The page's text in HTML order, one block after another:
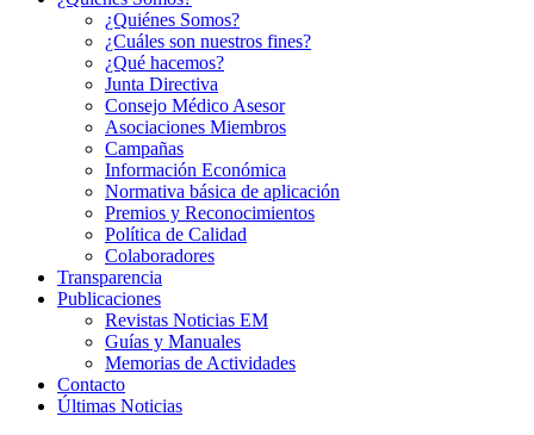
¿Quiénes Somos?
¿Cuáles son nuestros fines?
¿Qué hacemos?
Junta Directiva
Consejo Médico Asesor
Asociaciones Miembros
Campañas
Información Económica
Normativa básica de aplicación
Premios y Reconocimientos
Política de Calidad
Colaboradores
Transparencia
Publicaciones
Revistas Noticias EM
Guías y Manuales
Memorias de Actividades
Contacto
Últimas Noticias